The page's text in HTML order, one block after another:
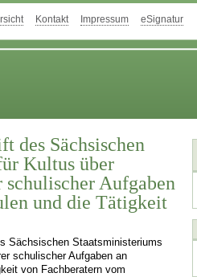
Kontakt Impressum eSignatur
des Sächsischen
Kultus über
schulischer Aufgaben
und die Tätigkeit
Sächsischen Staatsministeriums
schulischer Aufgaben an
von Fachberatern vom